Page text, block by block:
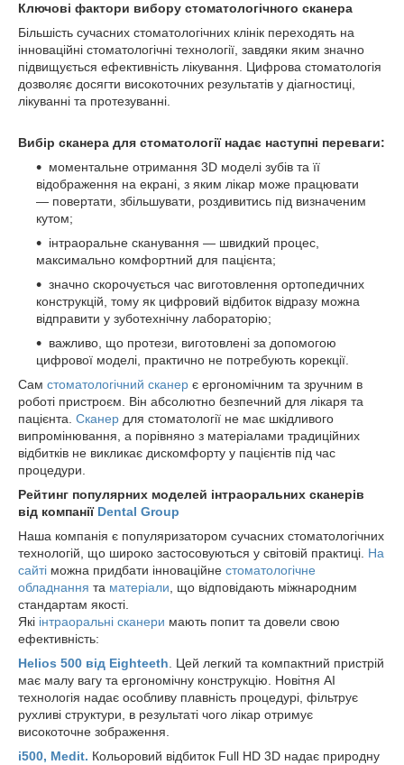
Ключові фактори вибору стоматологічного сканера
Більшість сучасних стоматологічних клінік переходять на
інноваційні стоматологічні технології, завдяки яким значно
підвищується ефективність лікування. Цифрова стоматологія
дозволяє досягти високоточних результатів у діагностиці,
лікуванні та протезуванні.
Вибір сканера для стоматології надає наступні переваги:
моментальне отримання 3D моделі зубів та її
відображення на екрані, з яким лікар може працювати
— повертати, збільшувати, роздивитись під визначеним
кутом;
інтраоральне сканування — швидкий процес,
максимально комфортний для пацієнта;
значно скорочується час виготовлення ортопедичних
конструкцій, тому як цифровий відбиток відразу можна
відправити у зуботехнічну лабораторію;
важливо, що протези, виготовлені за допомогою
цифрової моделі, практично не потребують корекції.
Сам стоматологічний сканер є ергономічним та зручним в
роботі пристроєм. Він абсолютно безпечний для лікаря та
пацієнта. Сканер для стоматології не має шкідливого
випромінювання, а порівняно з матеріалами традиційних
відбитків не викликає дискомфорту у пацієнтів під час
процедури.
Рейтинг популярних моделей інтраоральних сканерів
від компанії Dental Group
Наша компанія є популяризатором сучасних стоматологічних
технологій, що широко застосовуються у світовій практиці. На
сайті можна придбати інноваційне стоматологічне
обладнання та матеріали , що відповідають міжнародним
стандартам якості.
Які інтраоральні сканери мають попит та довели свою
ефективність:
Helios 500 від Eighteeth . Цей легкий та компактний пристрій
має малу вагу та ергономічну конструкцію. Новітня AI
технологія надає особливу плавність процедурі, фільтрує
рухливі структури, в результаті чого лікар отримує
високоточне зображення.
i500, Medit. Кольоровий відбиток Full HD 3D надає природну